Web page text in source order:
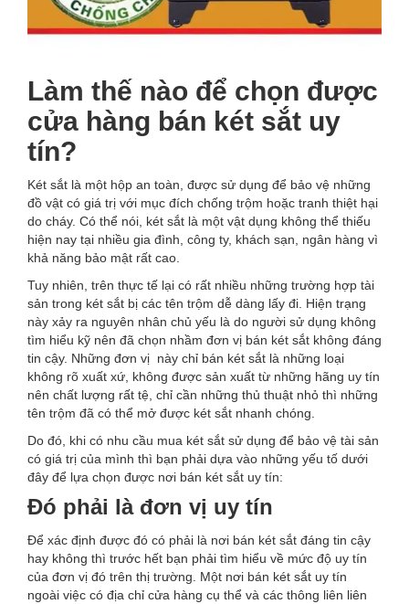
Làm thế nào để chọn được
cửa hàng bán két sắt uy
tín?
Két sắt là một hộp an toàn, được sử dụng để bảo vệ những
đồ vật có giá trị với mục đích chống trộm hoặc tranh thiệt hại
do cháy. Có thể nói, két sắt là một vật dụng không thể thiếu
hiện nay tại nhiều gia đình, công ty, khách sạn, ngân hàng vì
khả năng bảo mật rất cao.
Tuy nhiên, trên thực tế lại có rất nhiều những trường hợp tài
sản trong két sắt bị các tên trộm dễ dàng lấy đi. Hiện trạng
này xảy ra nguyên nhân chủ yếu là do người sử dụng không
tìm hiểu kỹ nên đã chọn nhầm đơn vị bán két sắt không đáng
tin cậy. Những đơn vị này chỉ bán két sắt là những loại
không rõ xuất xứ, không được sản xuất từ những hãng uy tín
nên chất lượng rất tệ, chỉ cần những thủ thuật nhỏ thì những
tên trộm đã có thể mở được két sắt nhanh chóng.
Do đó, khi có nhu cầu mua két sắt sử dụng để bảo vệ tài sản
có giá trị của mình thì bạn phải dựa vào những yếu tố dưới
đây để lựa chọn được nơi bán két sắt uy tín:
Đó phải là đơn vị uy tín
Để xác định được đó có phải là nơi bán két sắt đáng tin cậy
hay không thì trước hết bạn phải tìm hiểu về mức độ uy tín
của đơn vị đó trên thị trường. Một nơi bán két sắt uy tín
ngoài việc có địa chỉ cửa hàng cụ thể và các thông liên liên